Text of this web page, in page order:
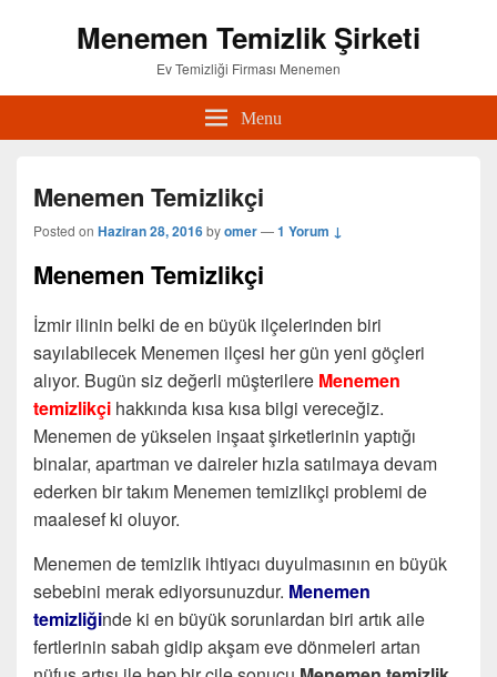
Menemen Temizlik Şirketi
Ev Temizliği Firması Menemen
Menu
Menemen Temizlikçi
Posted on Haziran 28, 2016byomer—1 Yorum ↓
Menemen Temizlikçi
İzmir ilinin belki de en büyük ilçelerinden biri
sayılabilecek Menemen ilçesi her gün yeni göçleri
alıyor. Bugün siz değerli müşterilere Menemen
temizlikçi hakkında kısa kısa bilgi vereceğiz.
Menemen de yükselen inşaat şirketlerinin yaptığı
binalar, apartman ve daireler hızla satılmaya devam
ederken bir takım Menemen temizlikçi problemi de
maalesef ki oluyor.
Menemen de temizlik ihtiyacı duyulmasının en büyük
sebebini merak ediyorsunuzdur. Menemen
temizliğinde ki en büyük sorunlardan biri artık aile
fertlerinin sabah gidip akşam eve dönmeleri artan